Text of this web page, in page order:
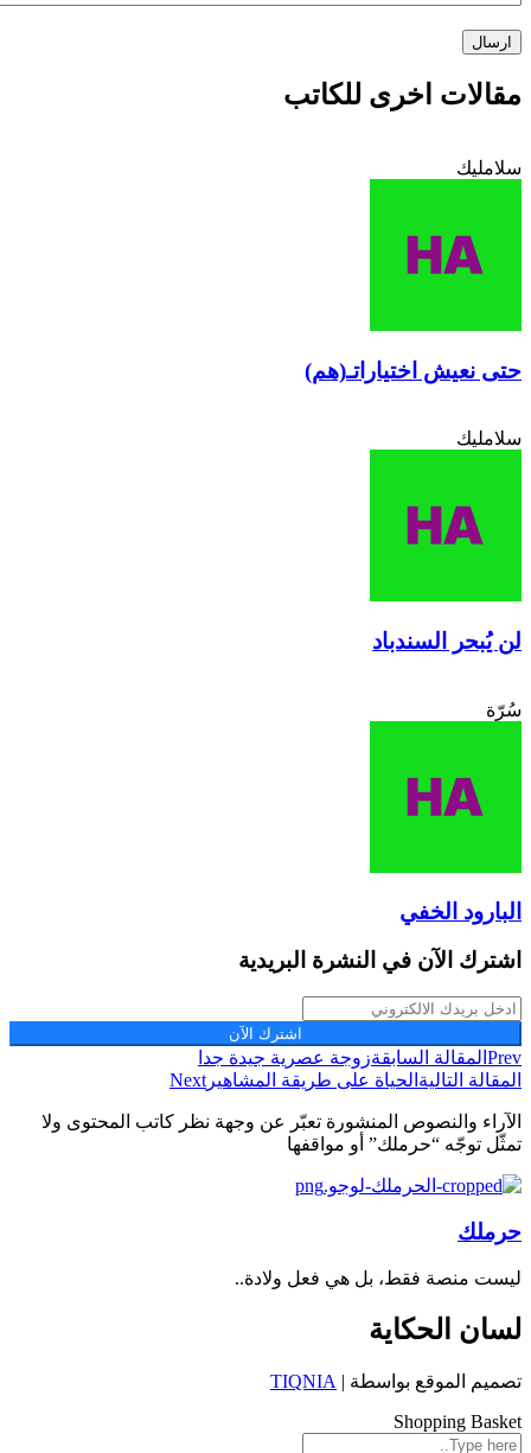
مقالات اخرى للكاتب
سلامليك
حتى نعيش اختياراتـ(هم)
سلامليك
لن يُبحر السندباد
سُرّة
البارود الخفي
اشترك الآن في النشرة البريدية
اشترك الآن
Prev المقالة السابقةزوجة عصرية جيدة جدا
المقالة التالية الحياة على طريقة المشاهير Next
الآراء والنصوص المنشورة تعبّر عن وجهة نظر كاتب المحتوى ولا
تمثّل توجّه “حرملك” أو مواقفها
حرملك
ليست منصة فقط، بل هي فعل ولادة..
لسان الحكاية
تصميم الموقع بواسطة | TIQNIA
Shopping Basket